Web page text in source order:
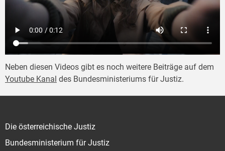
Neben diesen Videos gibt es noch weitere Beiträge auf dem
Youtube Kanal des Bundesministeriums für Justiz.
Die österreichische Justiz
Bundesministerium für Justiz